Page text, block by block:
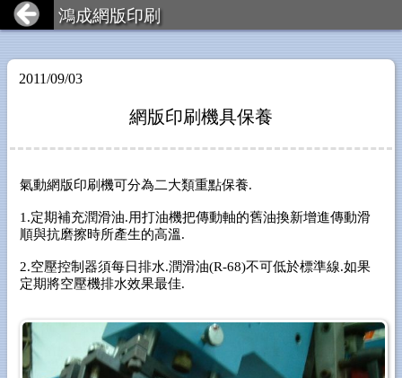
鴻成網版印刷
2011/09/03
網版印刷機具保養
氣動網版印刷機可分為二大類重點保養.
1.定期補充潤滑油.用打油機把傳動軸的舊油換新增進傳動滑
順與抗磨擦時所產生的高溫.
2.空壓控制器須每日排水.潤滑油(R-68)不可低於標準線.如果
定期將空壓機排水效果最佳.